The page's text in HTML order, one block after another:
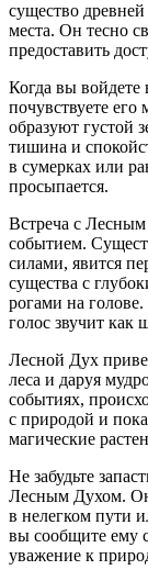
существо
места. Он тесно
предоставить
Когда вы войдете
почувствуете
образуют густой
тишина и
в сумерках или
просыпается.
Встреча с
событием.
силами, явится
существа с
рогами на
голос звучит как
Лесной Дух
леса и даруя
событиях,
с природой и
магические
Не забудьте
Лесным Духом.
в нелегком пути
вы сообщите ему
уважение к